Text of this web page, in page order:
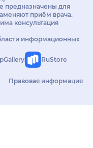
предназначены для
приём врача.
консультация
информационных
RuStore
Правовая информация